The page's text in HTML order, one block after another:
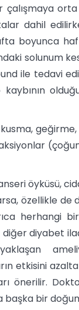
çalışmaya
dahil
boyunca
solunum
ile tedavi
öyküsü,
özellikle
herhangi
diyabet
etkisini
önerilir.
bir